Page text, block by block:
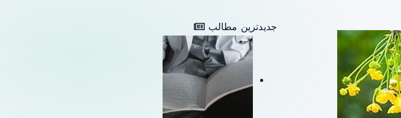
جدیدترین مطالب